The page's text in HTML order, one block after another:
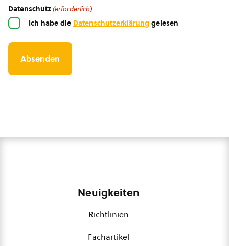
Datenschutz(erforderlich)
Ich habe die Datenschutzerklärung gelesen
Neuigkeiten
Richtlinien
Fachartikel